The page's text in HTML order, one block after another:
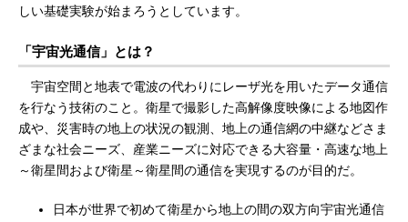
しい基礎実験が始まろうとしています。
「宇宙光通信」とは？
宇宙空間と地表で電波の代わりにレーザ光を用いたデータ通信
を行なう技術のこと。衛星で撮影した高解像度映像による地図作
成や、災害時の地上の状況の観測、地上の通信網の中継などさま
ざまな社会ニーズ、産業ニーズに対応できる大容量・高速な地上
～衛星間および衛星～衛星間の通信を実現するのが目的だ。
日本が世界で初めて衛星から地上の間の双方向宇宙光通信